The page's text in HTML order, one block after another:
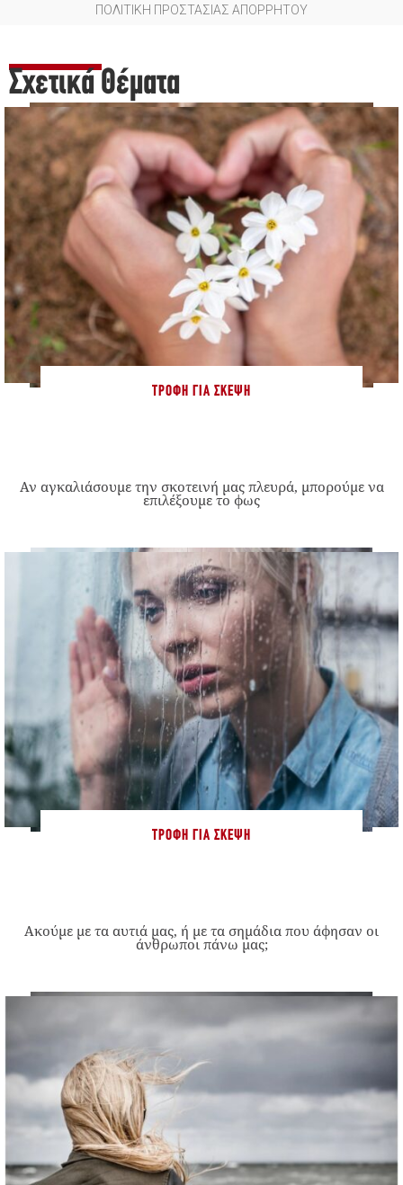
ΠΟΛΙΤΙΚΗ ΠΡΟΣΤΑΣΙΑΣ ΑΠΟΡΡΗΤΟΥ
Σχετικά Θέματα
ΤΡΟΦΉ ΓΙΑ ΣΚΈΨΗ
Αν αγκαλιάσουμε την σκοτεινή μας πλευρά, μπορούμε να
επιλέξουμε το φως
ΤΡΟΦΉ ΓΙΑ ΣΚΈΨΗ
Ακούμε με τα αυτιά μας, ή με τα σημάδια που άφησαν οι
άνθρωποι πάνω μας;